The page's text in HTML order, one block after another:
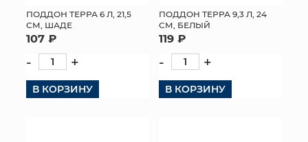
ПОДДОН ТЕРРА 6 Л, 21,5
СМ, ШАДЕ
107 ₽
- +
В КОРЗИНУ
ПОДДОН ТЕРРА 9,3 Л, 24
СМ, БЕЛЫЙ
119 ₽
- +
В КОРЗИНУ